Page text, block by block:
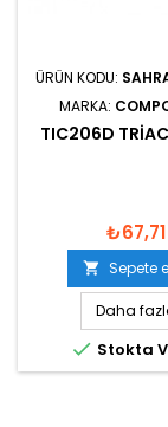
ÜRÜN KODU:
MARKA:
TIC206D
₺67,71
 Sepete
Daha
 Stokta